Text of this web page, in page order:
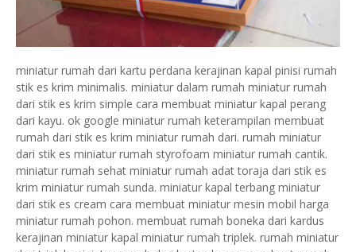
miniatur rumah dari kartu perdana kerajinan kapal pinisi rumah
stik es krim minimalis. miniatur dalam rumah miniatur rumah
dari stik es krim simple cara membuat miniatur kapal perang
dari kayu. ok google miniatur rumah keterampilan membuat
rumah dari stik es krim miniatur rumah dari. rumah miniatur
dari stik es miniatur rumah styrofoam miniatur rumah cantik.
miniatur rumah sehat miniatur rumah adat toraja dari stik es
krim miniatur rumah sunda. miniatur kapal terbang miniatur
dari stik es cream cara membuat miniatur mesin mobil harga
miniatur rumah pohon. membuat rumah boneka dari kardus
kerajinan miniatur kapal miniatur rumah triplek. rumah miniatur